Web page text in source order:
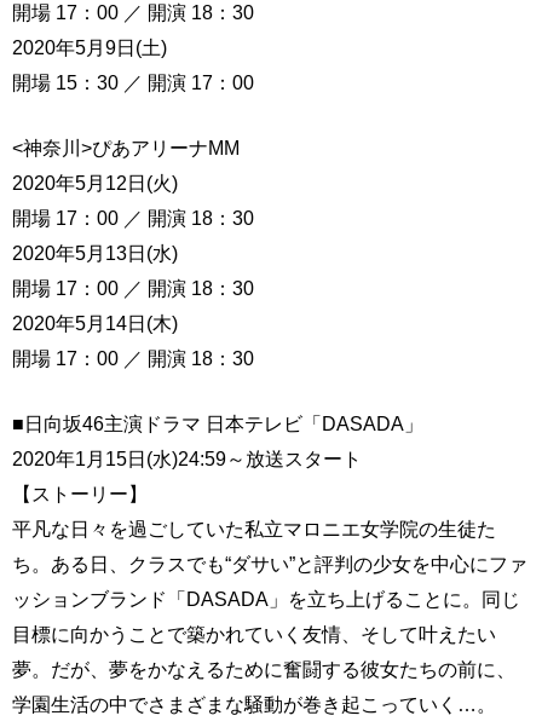
開場 17：00 ／ 開演 18：30
2020年5月9日(土)
開場 15：30 ／ 開演 17：00
<神奈川>ぴあアリーナMM
2020年5月12日(火)
開場 17：00 ／ 開演 18：30
2020年5月13日(水)
開場 17：00 ／ 開演 18：30
2020年5月14日(木)
開場 17：00 ／ 開演 18：30
■日向坂46主演ドラマ 日本テレビ「DASADA」
2020年1月15日(水)24:59～放送スタート
【ストーリー】
平凡な日々を過ごしていた私立マロニエ女学院の生徒た
ち。ある日、クラスでも“ダサい”と評判の少女を中心にファ
ッションブランド「DASADA」を立ち上げることに。同じ
目標に向かうことで築かれていく友情、そして叶えたい
夢。だが、夢をかなえるために奮闘する彼女たちの前に、
学園生活の中でさまざまな騒動が巻き起こっていく…。